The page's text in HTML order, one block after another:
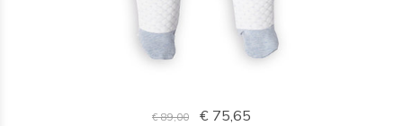
€ 89,00 € 75,65